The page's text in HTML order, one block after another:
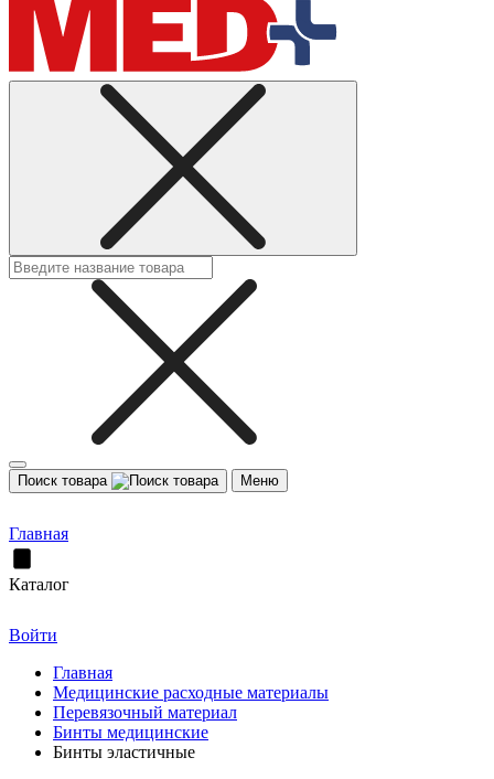
Поиск товара Меню
Главная
Каталог
Войти
Главная
Медицинские расходные материалы
Перевязочный материал
Бинты медицинские
Бинты эластичные